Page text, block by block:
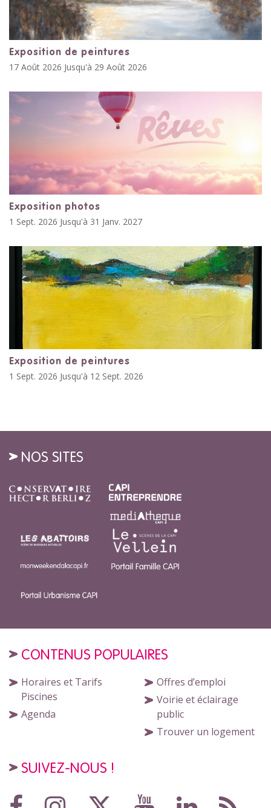
Exposition de peintures
17 Août 2026 Jusqu'à 29 Août 2026
Exposition photos
1 Sept. 2026 Jusqu'à 31 Janv. 2027
Exposition de peintures
1 Sept. 2026 Jusqu'à 12 Sept. 2026
NOS SITES
CONTENUS POPULAIRES
Horaires et Tarifs
Piscines
Agenda
Offres d’emploi
Voirie et éclairage
public
Trouver un logement
SUIVEZ-NOUS !